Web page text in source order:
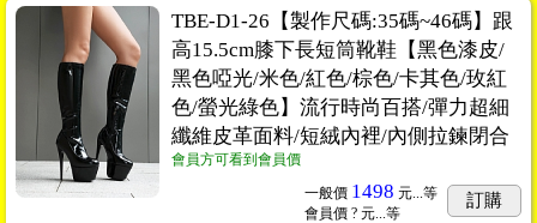
TBE-D1-26【製作尺碼:35碼~46碼】跟
高15.5cm膝下長短筒靴鞋【黑色漆皮/
黑色啞光/米色/紅色/棕色/卡其色/玫紅
色/螢光綠色】流行時尚百搭/彈力超細
纖維皮革面料/短絨內裡/內側拉鍊閉合
會員方可看到會員價
一般價 1498 元...等
會員價 ? 元...等
訂購